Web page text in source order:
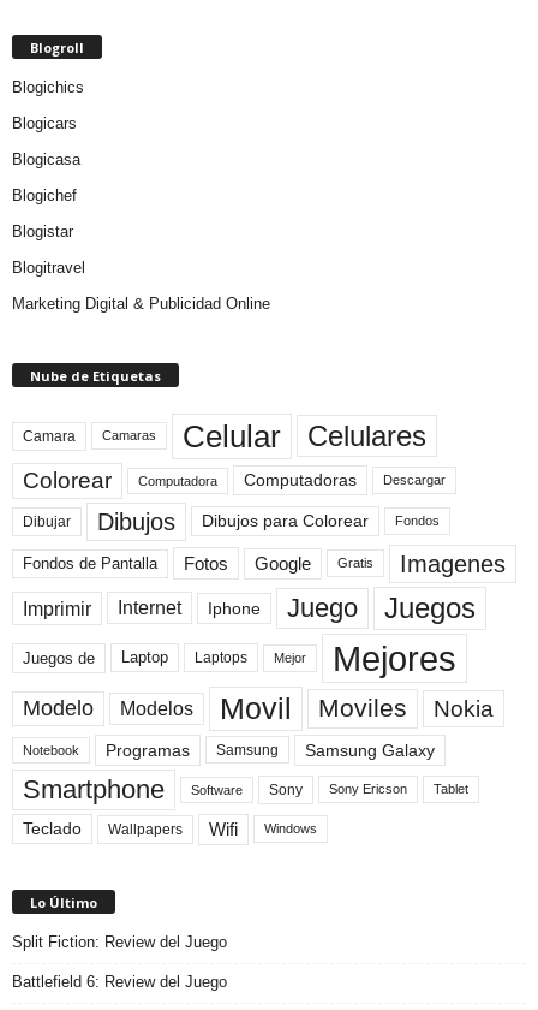
Blogroll
Blogichics
Blogicars
Blogicasa
Blogichef
Blogistar
Blogitravel
Marketing Digital & Publicidad Online
Nube de Etiquetas
Camara Camaras Celular Celulares
Colorear Computadora Computadoras Descargar
Dibujar Dibujos Dibujos para Colorear Fondos
Fondos de Pantalla Fotos Google Gratis Imagenes
Imprimir Internet Iphone Juego Juegos
Juegos de Laptop Laptops Mejor Mejores
Modelo Modelos Movil Moviles Nokia
Notebook Programas Samsung Samsung Galaxy
Smartphone Software Sony Sony Ericson Tablet
Teclado Wallpapers Wifi Windows
Lo Último
Split Fiction: Review del Juego
Battlefield 6: Review del Juego